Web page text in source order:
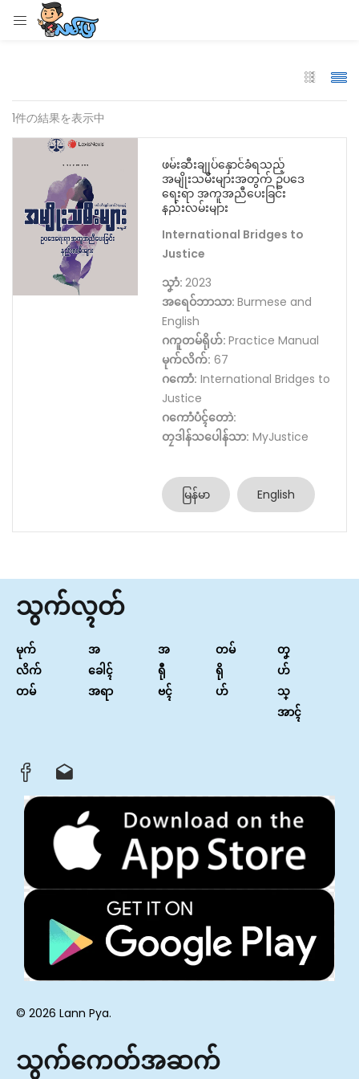
1件の結果を表示中
ဖမ်းဆီးချုပ်နှောင်ခံရသည့်
အမျိုးသမီးများအတွက် ဥပဒေ
ရေးရာ အကူအညီပေးခြင်း
နည်းလမ်းများ
International Bridges to
Justice
သၞာံ: 2023
အရေဝ်ဘာသာ: Burmese and
English
ဂကူတမ်ရိုဟ်: Practice Manual
မုက်လိက်: 67
ဂကောံ: International Bridges to
Justice
ဂကောံပံၚ်တောဲ:
တၠဒါန်သပေါန်သာ: MyJustice
မြန်မာ English
သွက်လ္ၚတ်
မုက်
လိက်
တမ်
အ
ခေါၚ်
အရာ
အ
ရီု
ဗၚ်
တမ်
ရို
ဟ်
တၞ
ဟ်
သ္
အာၚ်
© 2026 Lann Pya.
သွက်ကေတ်အဆက်
LOGIN
Remember me
Login
Lost password?